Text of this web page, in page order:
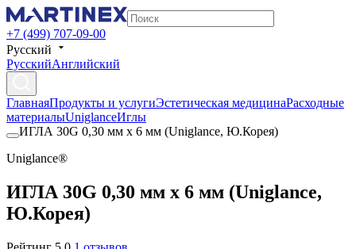
+7 (499) 707-09-00
Русский
РусскийАнглийский
ГлавнаяПродукты и услугиЭстетическая медицинаРасходные
материалыUniglanceИглы
ИГЛА 30G 0,30 мм х 6 мм (Uniglance, Ю.Корея)
Uniglance®
ИГЛА 30G 0,30 мм х 6 мм (Uniglance,
Ю.Корея)